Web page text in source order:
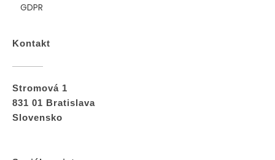
GDPR
Kontakt
Stromová 1
831 01 Bratislava
Slovensko